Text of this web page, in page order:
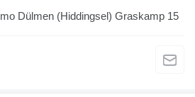
Alemania, 48249 Dümo Dülmen (Hiddingsel) Graskamp 15